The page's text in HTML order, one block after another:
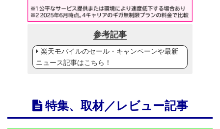
参考記事
楽天モバイルのセール・キャンペーンや最新
ニュース記事はこちら！
特集、取材／レビュー記事